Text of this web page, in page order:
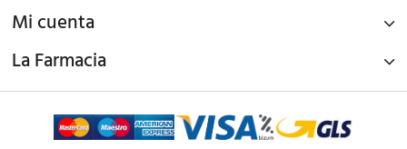
Mi cuenta
La Farmacia